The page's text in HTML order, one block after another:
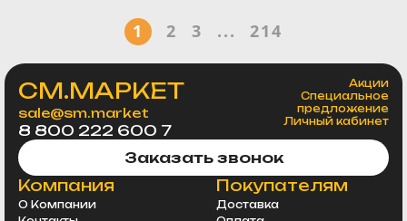
1 2 3 ... 214
СМ.МАРКЕТ
sale@sm.market
8 800 222 600 7
Акции
Специальное
предложение
Личный кабинет
Заказать звонок
Компания
О Компании
Покупателям
Доставка